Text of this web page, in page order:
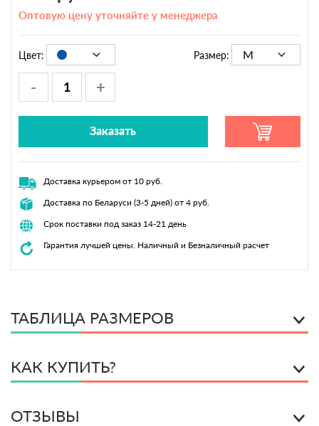
Оптовую цену уточняйте у менеджера
Цвет: Размер: M
- +
Заказать
Доставка курьером от 10 руб.
Доставка по Беларуси (3-5 дней) от 4 руб.
Срок поставки под заказ 14-21 день
Гарантия лучшей цены. Наличный и Безналичный расчет
ТАБЛИЦА РАЗМЕРОВ
КАК КУПИТЬ?
ОТЗЫВЫ